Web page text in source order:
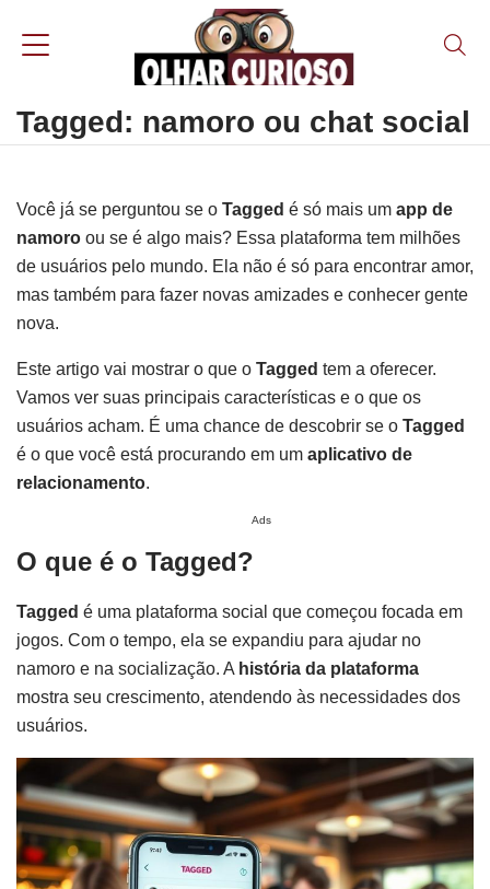
Tagged: namoro ou chat social
Você já se perguntou se o Tagged é só mais um app de
namoro ou se é algo mais? Essa plataforma tem milhões
de usuários pelo mundo. Ela não é só para encontrar amor,
mas também para fazer novas amizades e conhecer gente
nova.
Este artigo vai mostrar o que o Tagged tem a oferecer.
Vamos ver suas principais características e o que os
usuários acham. É uma chance de descobrir se o Tagged
é o que você está procurando em um aplicativo de
relacionamento.
Ads
O que é o Tagged?
Tagged é uma plataforma social que começou focada em
jogos. Com o tempo, ela se expandiu para ajudar no
namoro e na socialização. A história da plataforma
mostra seu crescimento, atendendo às necessidades dos
usuários.